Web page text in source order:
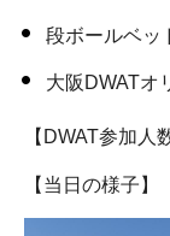
段ボールベッ
大阪DWATオ
【DWAT参加人
【当日の様子】